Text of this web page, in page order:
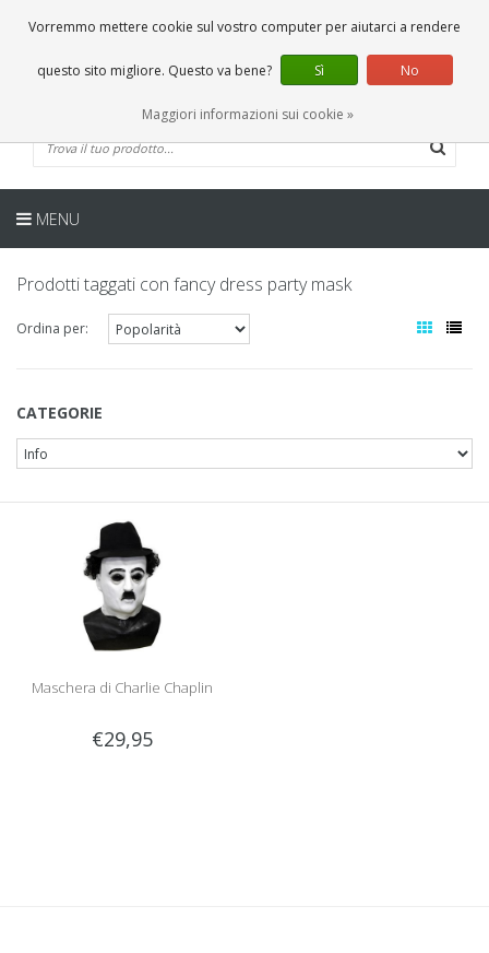
0 Articoli
IT
MENU
Prodotti taggati con fancy dress party mask
Ordina per:
CATEGORIE
Maschera di Charlie Chaplin
€29,95
Vorremmo mettere cookie sul vostro computer per aiutarci a rendere
questo sito migliore. Questo va bene? Sì No
Maggiori informazioni sui cookie »